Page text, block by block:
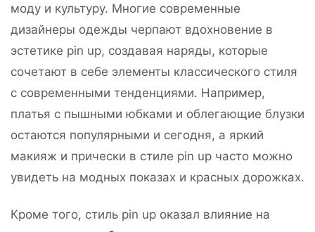
моду и культуру. Многие современные
дизайнеры одежды черпают вдохновение в
эстетике pin up, создавая наряды, которые
сочетают в себе элементы классического стиля
с современными тенденциями. Например,
платья с пышными юбками и облегающие блузки
остаются популярными и сегодня, а яркий
макияж и прически в стиле pin up часто можно
увидеть на модных показах и красных дорожках.
Кроме того, стиль pin up оказал влияние на